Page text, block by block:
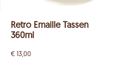
Retro Emaille Tassen
360ml
€ 13,00